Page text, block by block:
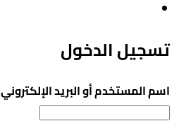
تسجيل الدخول
اسم المستخدم أو البريد الإلكتروني